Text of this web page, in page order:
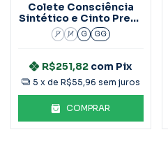
Colete Consciência
Sintético e Cinto Preto
90642
P M G GG
R$251,82 com Pix
5 x de R$55,96 sem juros
COMPRAR